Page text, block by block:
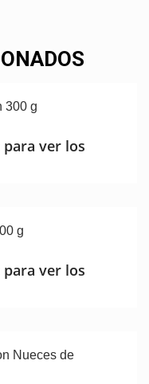
300 g
ver los
g
ver los
Nueces de